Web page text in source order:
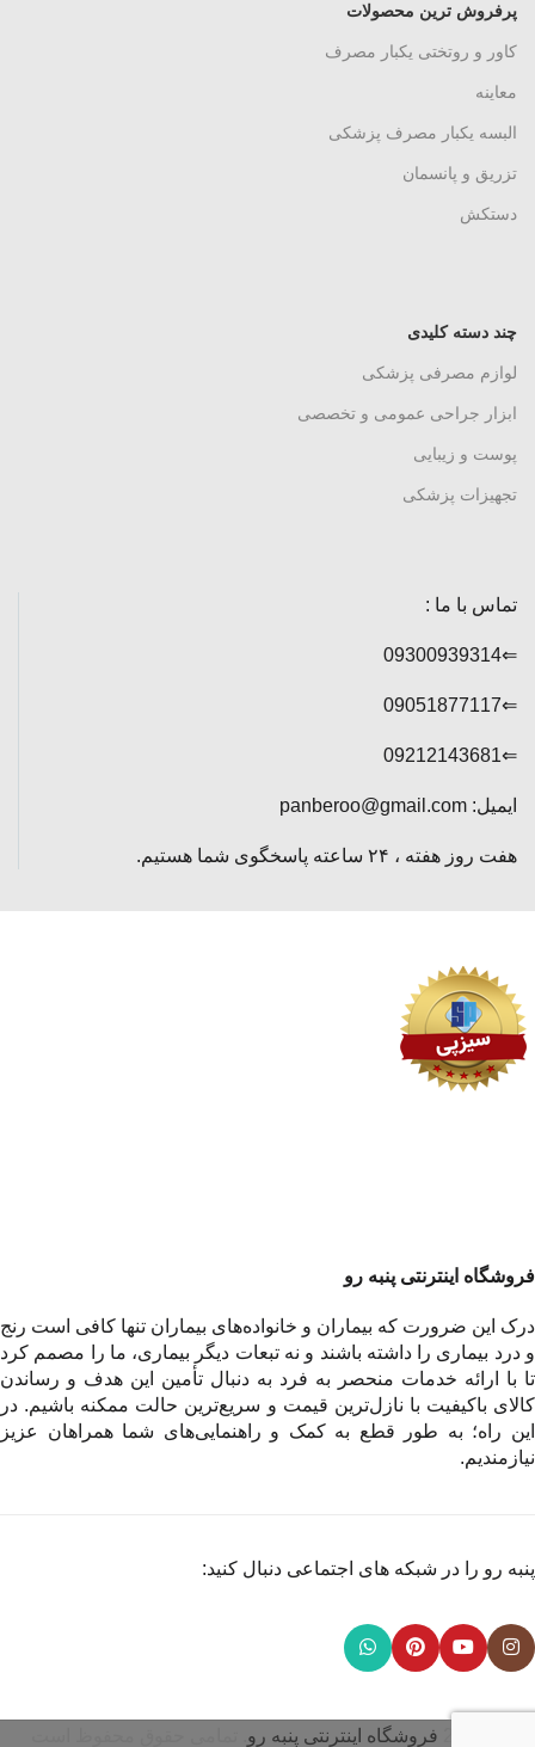
پرفروش ترین محصولات
کاور و روتختی یکبار مصرف
معاینه
البسه یکبار مصرف پزشکی
تزریق و پانسمان
دستکش
چند دسته کلیدی
لوازم مصرفی پزشکی
ابزار جراحی عمومی و تخصصی
پوست و زیبایی
تجهیزات پزشکی
تماس با ما :
⇐09300939314
⇐09051877117
⇐09212143681
ایمیل: panberoo@gmail.com
هفت روز هفته ، ۲۴ ساعته پاسخگوی شما هستیم.
فروشگاه اینترنتی پنبه رو
درک این ضرورت که بیماران و خانواده‌های بیماران تنها کافی است رنج
و درد بیماری را داشته باشند و نه تبعات دیگر بیماری، ما را مصمم کرد
تا با ارائه خدمات منحصر به فرد به دنبال تأمین این هدف و رساندن
کالای باکیفیت با نازل‌ترین قیمت و سریع‌ترین حالت ممکنه باشیم. در
این راه؛ به طور قطع به کمک و راهنمایی‌های شما همراهان عزیز
نیازمندیم.
پنبه رو را در شبکه های اجتماعی دنبال کنید:
فروشگاه اینترنتی پنبه رو